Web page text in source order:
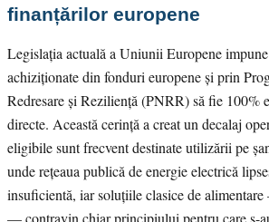
finanțărilor europene
Legislația actuală a Uniunii Europene
achiziționate din fonduri europene și prin
Redresare și Reziliență (PNRR) să fie 100%
directe. Această cerință a creat un decalaj
eligibile sunt frecvent destinate utilizării pe
unde rețeaua publică de energie electrică
insuficientă, iar soluțiile clasice de
— contravin chiar principiului pentru care s-